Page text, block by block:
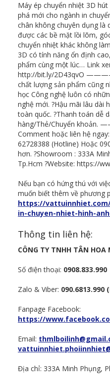
Máy ép chuyển nhiệt 3D
phá mới cho ngành in
chân không chuyên dụng là
được các bề mặt lồi lõm,
chuyển nhiệt khác không
3D có tính năng ổn định
phẩm cùng một lúc… Link
http://bit.ly/2D43qvO
chất lượng sản phẩm cũng
học Công nghệ luôn có
nghệ mới. ?Hậu mãi lâu dài
toàn quốc. ?Thanh toán dễ
hàng/Thẻ/Chuyển
Comment hoặc liên hệ
62728388 (Hotline) Hoặc
hơn. ?Showroom : 333A
Tp.Hcm ?Website: https://
Nếu bạn có hứng thú với
muốn biết thêm về phương
https://
in-chuyen-nhiet-hinh-
Thông tin liên hệ:
CÔNG TY TNHH TÂN HOA
Số điện thoại: 0908.833.990
Zalo & Viber: 090.6813.990
Fanpage Facebook:
https://
Email:
Địa chỉ: 333A Minh Phụng,